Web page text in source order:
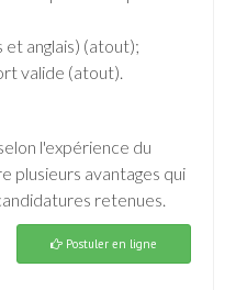
et anglais) (atout);
valide (atout).
l'expérience du
plusieurs avantages qui
retenues.
Postuler en ligne